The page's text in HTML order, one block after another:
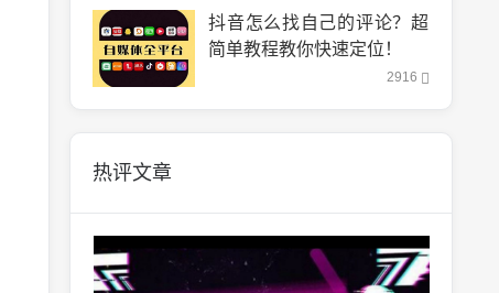
抖音怎么找自己的评论？超
简单教程教你快速定位！
2916
热评文章